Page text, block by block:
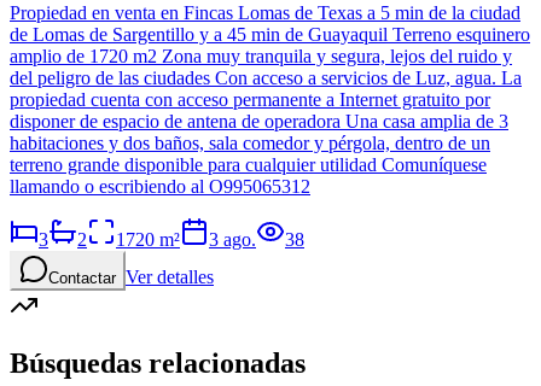
Propiedad en venta en Fincas Lomas de Texas a 5 min de la ciudad
de Lomas de Sargentillo y a 45 min de Guayaquil Terreno esquinero
amplio de 1720 m2 Zona muy tranquila y segura, lejos del ruido y
del peligro de las ciudades Con acceso a servicios de Luz, agua. La
propiedad cuenta con acceso permanente a Internet gratuito por
disponer de espacio de antena de operadora Una casa amplia de 3
habitaciones y dos baños, sala comedor y pérgola, dentro de un
terreno grande disponible para cualquier utilidad Comuníquese
llamando o escribiendo al O995065312
3 2 1720 m² 3 ago. 38
Contactar Ver detalles
Búsquedas relacionadas